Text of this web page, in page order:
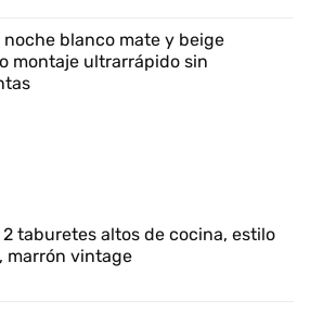
noche blanco mate y beige
montaje ultrarrápido sin
taburetes altos de cocina, estilo
marrón vintage